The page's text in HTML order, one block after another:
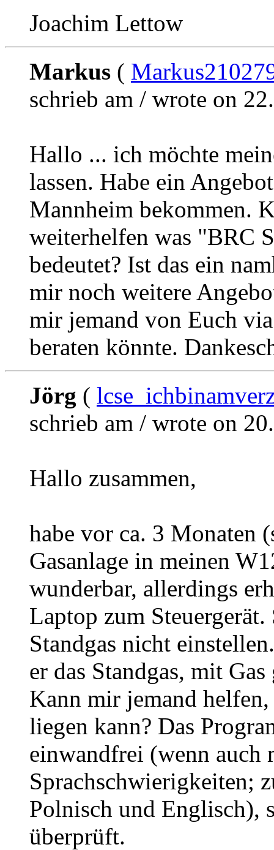
Joachim Lettow
Markus (
schrieb am / wrote on
Hallo ... ich möchte
lassen. Habe ein
Mannheim bekommen.
weiterhelfen was "BRC
bedeutet? Ist das ein
mir noch weitere
mir jemand von Euch
beraten könnte.
Jörg (
schrieb am / wrote on
Hallo zusammen,
habe vor ca. 3 Monaten
Gasanlage in meinen
wunderbar, allerdings
Laptop zum
Standgas nicht
er das Standgas, mit
Kann mir jemand
liegen kann? Das
einwandfrei (wenn auch
Sprachschwierigkeiten;
Polnisch und Englisch),
überprüft.